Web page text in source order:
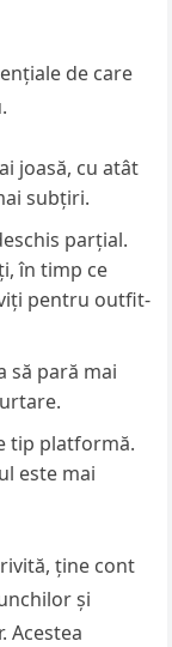
de care
joasă, cu atât
subţiri.
parţial.
în timp ce
pentru outfit-
să pară mai
tip platformă.
este mai
ţine cont
şi
Acestea